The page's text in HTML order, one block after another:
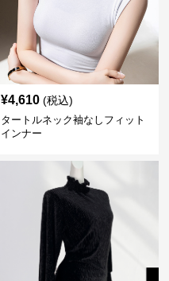
¥4,610 (税込)
タートルネック袖なしフィット
インナー